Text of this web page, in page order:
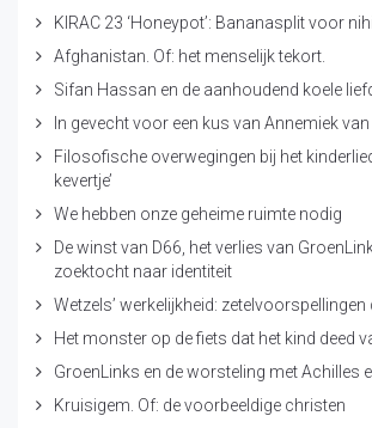
KIRAC 23 ‘Honeypot’: Bananasplit voor
Afghanistan. Of: het menselijk tekort.
Sifan Hassan en de aanhoudend koele
In gevecht voor een kus van Annemiek van
Filosofische overwegingen bij het
kevertje’
We hebben onze geheime ruimte nodig
De winst van D66, het verlies van
zoektocht naar identiteit
Wetzels’ werkelijkheid: zetelvoorspellingen
Het monster op de fiets dat het kind deed
GroenLinks en de worsteling met Achilles
Kruisigem. Of: de voorbeeldige christen